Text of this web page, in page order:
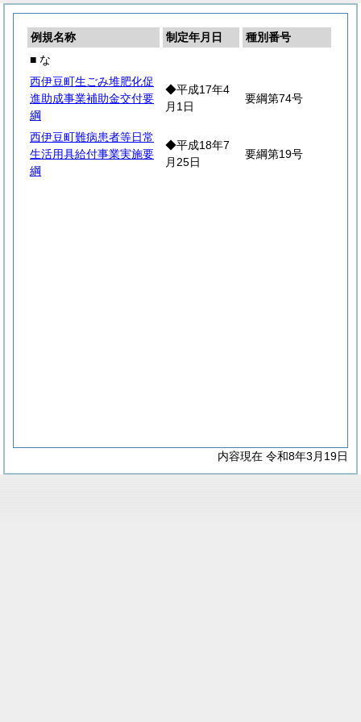
例規名称 制定年月日
種別番号
■ な
西伊豆町生ごみ堆肥化促
進助成事業補助金交付要
綱
◆平成17年4
月1日
要綱第74号
西伊豆町難病患者等日常
生活用具給付事業実施要
綱
◆平成18年7
月25日
要綱第19号
内容現在 令和8年3月19日